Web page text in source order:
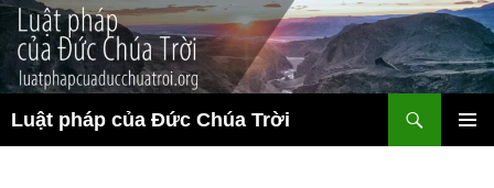
Chuyển
đến
nội
dung
Luật pháp của Đức Chúa Trời
kiếm